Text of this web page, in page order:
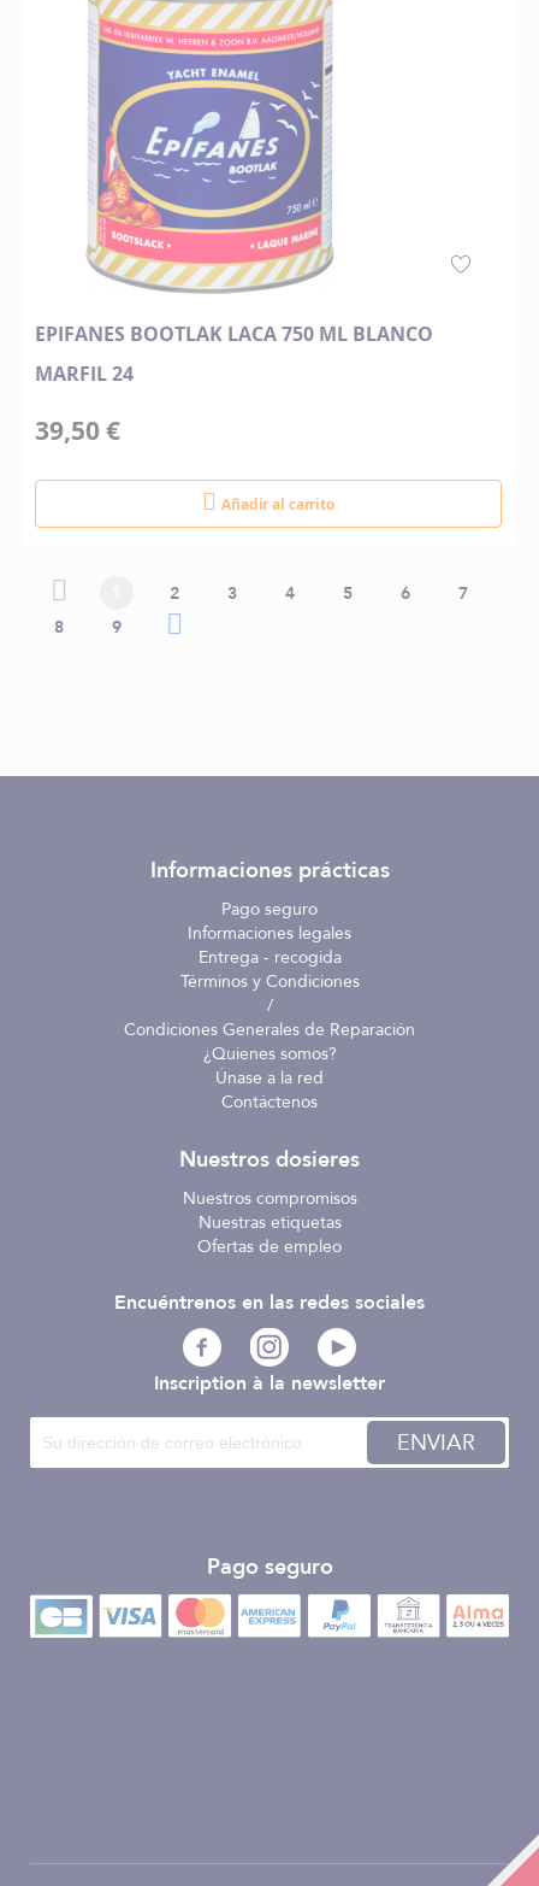
EPIFANES BOOTLAK LACA 750 ML BLANCO
MARFIL 24
39,50 €
Añadir al carrito
Página Página anterior
anterior
Actualmente estás leyendo página
Página
2 Página
3 Página
4 Página
5 Página
6 Página
7
Página
8 Página
9
Informaciones prácticas
Pago seguro
Informaciones legales
Entrega - recogida
Términos y Condiciones
/
Condiciones Generales de Reparación
¿Quienes somos?
Únase a la red
Contáctenos
Nuestros dosieres
Nuestros compromisos
Nuestras etiquetas
Ofertas de empleo
Inscription à la newsletter
ENVIAR
Pago seguro
Encuéntrenos en las redes sociales